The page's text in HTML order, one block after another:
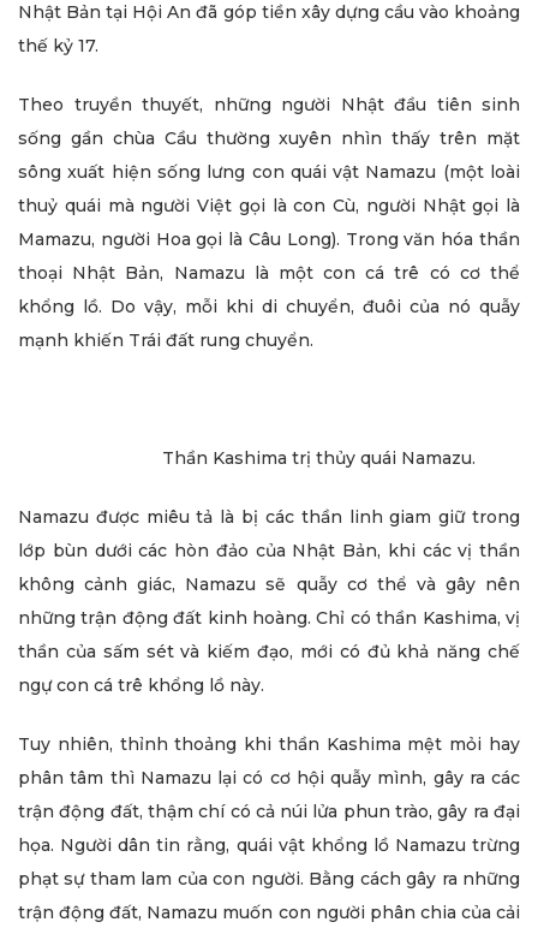
Nhật Bản tại Hội An đã góp tiền xây dựng cầu vào khoảng
thế kỷ 17.
Theo truyền thuyết, những người Nhật đầu tiên sinh
sống gần chùa Cầu thường xuyên nhìn thấy trên mặt
sông xuất hiện sống lưng con quái vật Namazu (một loài
thuỷ quái mà người Việt gọi là con Cù, người Nhật gọi là
Mamazu, người Hoa gọi là Câu Long). Trong văn hóa thần
thoại Nhật Bản, Namazu là một con cá trê có cơ thể
khổng lồ. Do vậy, mỗi khi di chuyển, đuôi của nó quẫy
mạnh khiến Trái đất rung chuyển.
Thần Kashima trị thủy quái Namazu.
Namazu được miêu tả là bị các thần linh giam giữ trong
lớp bùn dưới các hòn đảo của Nhật Bản, khi các vị thần
không cảnh giác, Namazu sẽ quẫy cơ thể và gây nên
những trận động đất kinh hoàng. Chỉ có thần Kashima, vị
thần của sấm sét và kiếm đạo, mới có đủ khả năng chế
ngự con cá trê khổng lồ này.
Tuy nhiên, thỉnh thoảng khi thần Kashima mệt mỏi hay
phân tâm thì Namazu lại có cơ hội quẫy mình, gây ra các
trận động đất, thậm chí có cả núi lửa phun trào, gây ra đại
họa. Người dân tin rằng, quái vật khổng lồ Namazu trừng
phạt sự tham lam của con người. Bằng cách gây ra những
trận động đất, Namazu muốn con người phân chia của cải